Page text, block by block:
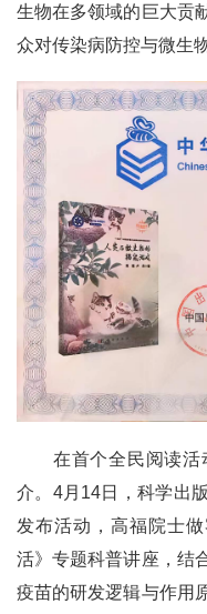
生物在多领域的巨大贡
众对传染病防控与微生
在首个全民阅读活
介。4月14日，科学出
发布活动，高福院士
活》专题科普讲座，结
疫苗的研发逻辑与作用